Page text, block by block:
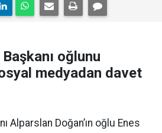
oğlunu
medyadan davet
Alparslan Doğan’ın oğlu Enes